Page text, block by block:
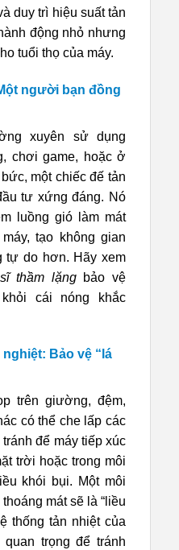
duy trì hiệu suất tản
động nhỏ nhưng
tuổi thọ của máy.
người bạn đồng
xuyên sử dụng
chơi game, hoặc ở
một chiếc đế tản
tư xứng đáng. Nó
luồng gió làm mát
tạo không gian
tự do hơn. Hãy xem
thầm lặngbảo vệ
cái nóng khắc
Bảo vệ “lá
trên giường, đệm,
có thể che lấp các
để máy tiếp xúc
trời hoặc trong môi
khói bụi. Một môi
mát sẽ là “liều
thống tản nhiệt của
trọng để tránh